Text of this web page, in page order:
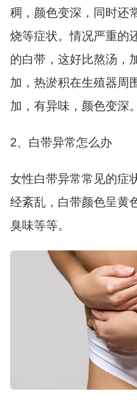
稠，颜色变深，同时还
烧等症状。情况严重的
的白带，这好比熬汤，
加，热淤积在生殖器周
加，有异味，颜色变深。
2、白带异常怎么办
女性白带异常常见的症
经紊乱，白带颜色呈黄
臭味等等。